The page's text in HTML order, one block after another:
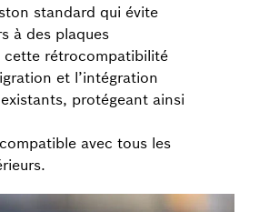
standard qui évite
à des plaques
cette rétrocompatibilité
et l’intégration
protégeant ainsi
avec tous les